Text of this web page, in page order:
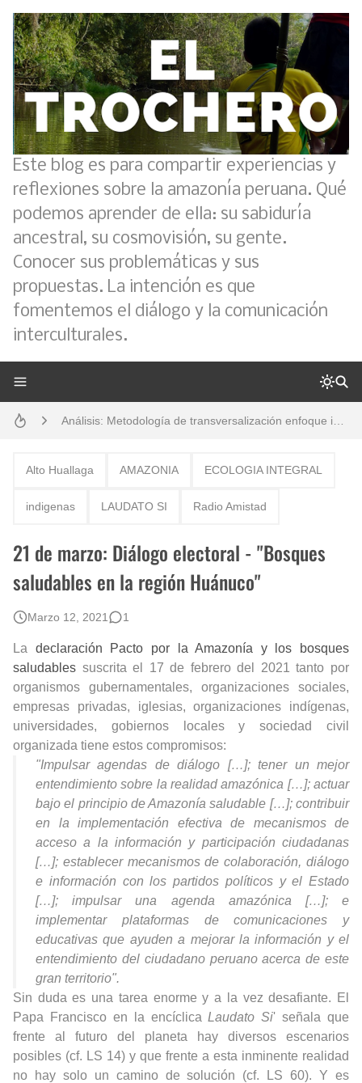
Este blog es para compartir experiencias y
reflexiones sobre la amazonía peruana. Qué
podemos aprender de ella: su sabiduría
ancestral, su cosmovisión, su gente.
Conocer sus problemáticas y sus
propuestas. La intención es que
fomentemos el diálogo y la comunicación
interculturales.
Análisis: Metodología de transversalización enfoque intercultural
Boletín BOLPER - Nro. 10 - del 31 de marzo de 2023
Gestión de bosques tropicales en la región Loreto
Alto Huallaga AMAZONIA ECOLOGIA INTEGRAL
indigenas LAUDATO SI Radio Amistad
21 de marzo: Diálogo electoral - "Bosques
saludables en la región Huánuco"
Marzo 12, 2021 1
La declaración Pacto por la Amazonía y los bosques
saludables suscrita el 17 de febrero del 2021 tanto por
organismos gubernamentales, organizaciones sociales,
empresas privadas, iglesias, organizaciones indígenas,
universidades, gobiernos locales y sociedad civil
organizada tiene estos compromisos:
"Impulsar agendas de diálogo […]; tener un mejor
entendimiento sobre la realidad amazónica […]; actuar
bajo el principio de Amazonía saludable […]; contribuir
en la implementación efectiva de mecanismos de
acceso a la información y participación ciudadanas
[…]; establecer mecanismos de colaboración, diálogo
e información con los partidos políticos y el Estado
[…]; impulsar una agenda amazónica […]; e
implementar plataformas de comunicaciones y
educativas que ayuden a mejorar la información y el
entendimiento del ciudadano peruano acerca de este
gran territorio".
Sin duda es una tarea enorme y a la vez desafiante. El
Papa Francisco en la encíclicaLaudato Si' señala que
frente al futuro del planeta hay diversos escenarios
posibles (cf. LS 14) y que frente a esta inminente realidad
no hay solo un camino de solución (cf. LS 60). Y es